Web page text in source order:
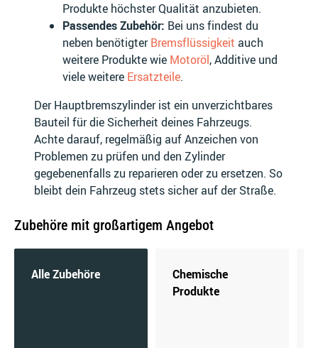
JEEP KAWASAKI
KEEWAY KG MOBILITY
Produkte höchster Qualität anzubieten.
Passendes Zubehör: Bei uns findest du
neben benötigterBremsflüssigkeit auch
weitere Produkte wie Motoröl, Additive und
viele weitere Ersatzteile.
Der Hauptbremszylinder ist ein unverzichtbares
Bauteil für die Sicherheit deines Fahrzeugs.
Achte darauf, regelmäßig auf Anzeichen von
Problemen zu prüfen und den Zylinder
gegebenenfalls zu reparieren oder zu ersetzen. So
bleibt dein Fahrzeug stets sicher auf der Straße.
Zubehöre mit großartigem Angebot
Alle Zubehöre
Chemische
Produkte